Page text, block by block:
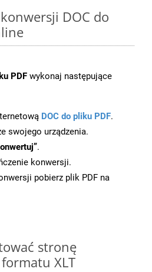
DOC do
PDF wykonaj następujące
DOC do pliku PDF.
swojego urządzenia.
.
konwersji.
pobierz plik PDF na
stronę
XLT